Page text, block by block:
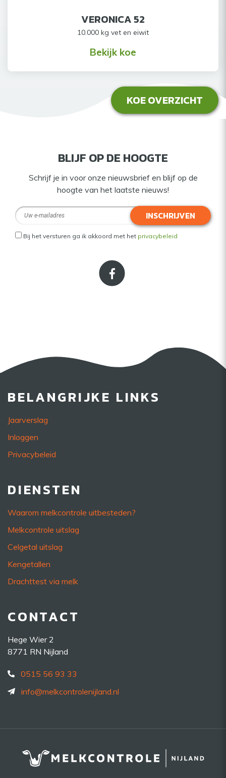
VERONICA 52
10.000 kg vet en eiwit
Bekijk koe
KOE OVERZICHT
BLIJF OP DE HOOGTE
Schrijf je in voor onze nieuwsbrief en blijf op de
hoogte van het laatste nieuws!
INSCHRIJVEN
Bij het versturen ga ik akkoord met het privacybeleid
BELANGRIJKE LINKS
Jaarverslag
Inloggen
Privacybeleid
DIENSTEN
Waarom melkcontrole uitbesteden?
Melkcontrole uitslag
Celgetal uitslag
Kengetallen
Drachttest via melk
CONTACT
Hege Wier 2
8771 RN Nijland
0515 56 93 33
info@melkcontrolenijland.nl